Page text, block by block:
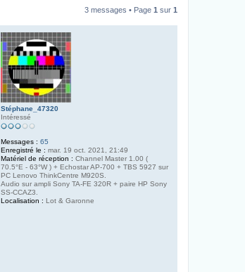
3 messages • Page 1 sur 1
Stéphane_47320
Intéressé
Messages : 65
Enregistré le : mar. 19 oct. 2021, 21:49
Matériel de réception : Channel Master 1.00 (
70.5°E - 63°W ) + Echostar AP-700 + TBS 5927 sur
PC Lenovo ThinkCentre M920S.
Audio sur ampli Sony TA-FE 320R + paire HP Sony
SS-CCAZ3.
Localisation : Lot & Garonne